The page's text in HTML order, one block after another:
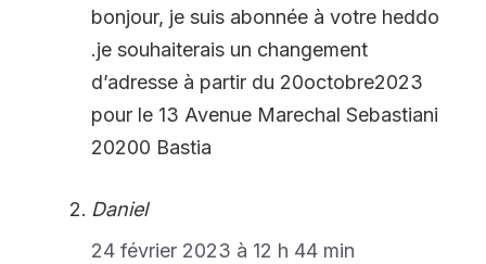
bonjour, je suis abonnée à votre heddo
.je souhaiterais un changement
d’adresse à partir du 20octobre2023
pour le 13 Avenue Marechal Sebastiani
20200 Bastia
Daniel
24 février 2023 à 12 h 44 min